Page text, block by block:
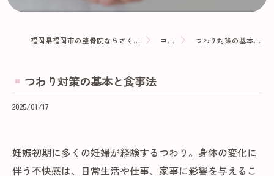
福岡県福岡市の整骨院ならさくらざか整骨院 コラム つわり対策の基本と食事法
つわり対策の基本と食事法
2025/01/17
妊娠初期に多くの妊婦が経験するつわり。身体の変化に
伴う不快感は、日常生活や仕事、家事に影響を与えるこ